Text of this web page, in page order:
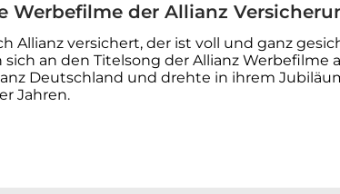
Werbefilme der Allianz
Allianz versichert, der ist voll und ganz
sich an den Titelsong der Allianz Werbefilme
Deutschland und drehte in ihrem
Jahren.